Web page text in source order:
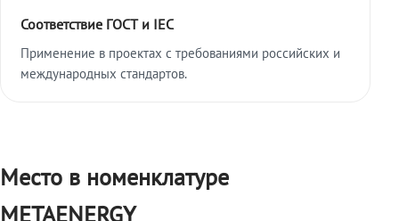
Соответствие ГОСТ и IEC
Применение в проектах с требованиями российских и
международных стандартов.
Место в номенклатуре
METAENERGY